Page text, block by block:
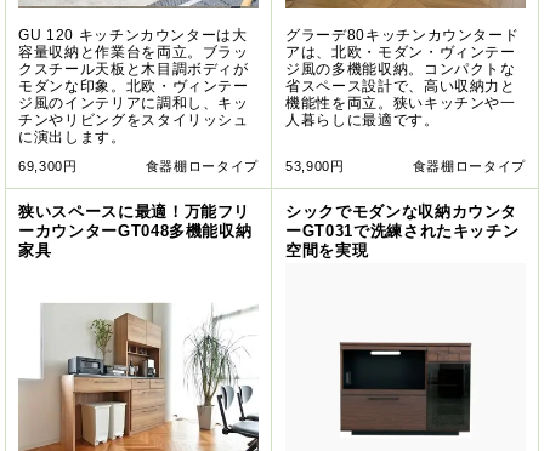
GU 120 キッチンカウンターは大
容量収納と作業台を両立。ブラッ
クスチール天板と木目調ボディが
モダンな印象。北欧・ヴィンテー
ジ風のインテリアに調和し、キッ
チンやリビングをスタイリッシュ
に演出します。
69,300円 食器棚ロータイプ
グラーデ80キッチンカウンタード
アは、北欧・モダン・ヴィンテー
ジ風の多機能収納。コンパクトな
省スペース設計で、高い収納力と
機能性を両立。狭いキッチンや一
人暮らしに最適です。
53,900円 食器棚ロータイプ
狭いスペースに最適！万能フリ
ーカウンターGT048多機能収納
家具
シックでモダンな収納カウンタ
ーGT031で洗練されたキッチン
空間を実現